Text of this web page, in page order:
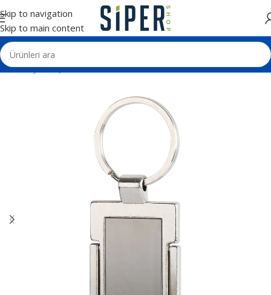
Skip to navigation
Skip to main content
Ana Sayfa Kişisel Ürünler Deri ve Metal Anahtarlıklar